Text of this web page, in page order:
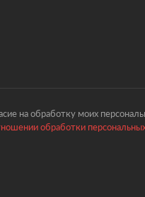
на обработку моих
обработки